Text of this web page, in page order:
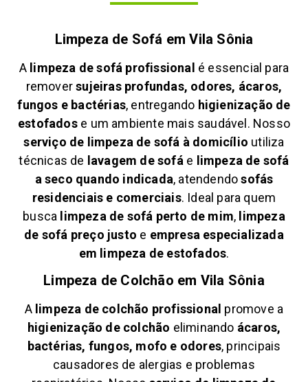
Limpeza de Sofá emVila Sônia
A limpeza de sofá profissional é essencial para
removersujeiras profundas, odores, ácaros,
fungos e bactérias, entregando higienização de
estofadose um ambiente mais saudável. Nosso
serviço de limpeza de sofá à domicílio utiliza
técnicas de lavagem de sofá e limpeza de sofá
a seco quando indicada, atendendosofás
residenciais e comerciais. Ideal para quem
busca limpeza de sofá perto de mim, limpeza
de sofá preço justo e empresa especializada
em limpeza de estofados.
Limpeza de Colchão em Vila Sônia
A limpeza de colchão profissional promove a
higienização de colchão eliminando ácaros,
bactérias, fungos, mofo e odores, principais
causadores de alergias e problemas